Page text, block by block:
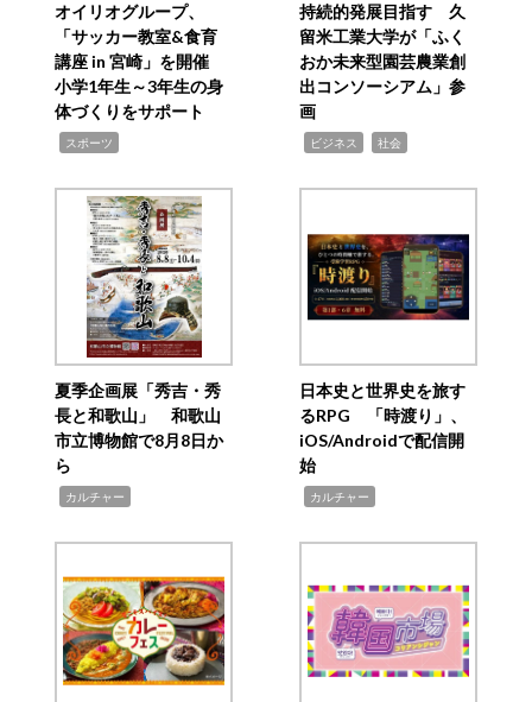
オイリオグループ、
「サッカー教室&食育
講座 in 宮崎」を開催
小学1年生～3年生の身
体づくりをサポート
スポーツ
持続的発展目指す 久
留米工業大学が「ふく
おか未来型園芸農業創
出コンソーシアム」参
画
ビジネス 社会
夏季企画展「秀吉・秀
長と和歌山」 和歌山
市立博物館で8月8日か
ら
カルチャー
日本史と世界史を旅す
るRPG 「時渡り」、
iOS/Androidで配信開
始
カルチャー